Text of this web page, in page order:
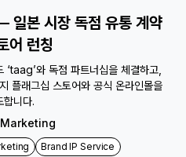
본 시장 독점 유통 계약
어 런칭
와 독점 파트너십을 체결하고,
플래그십 스토어와 공식 온라인몰을
합니다.
Brand IP Service